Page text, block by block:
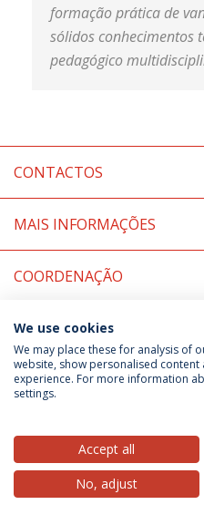
formação prática de
sólidos conhecimentos
pedagógico
CONTACTOS
MAIS INFORMAÇÕES
COORDENAÇÃO
TESTEMUNHO
Política de Privacidade
© 2026
We use cookies
We may place these for analysis of
website, show personalised
experience. For more information
settings.
Accept all
No, adjust